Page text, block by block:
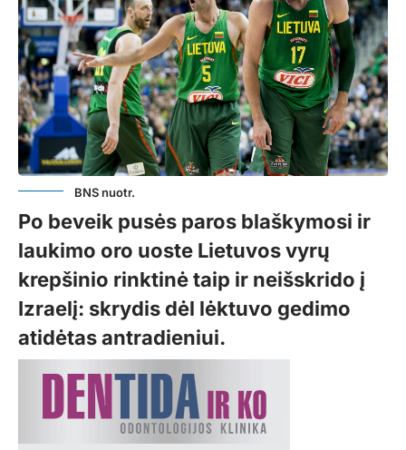
BNS nuotr.
Po beveik pusės paros blaškymosi ir
laukimo oro uoste Lietuvos vyrų
krepšinio rinktinė taip ir neišskrido į
Izraelį: skrydis dėl lėktuvo gedimo
atidėtas antradieniui.